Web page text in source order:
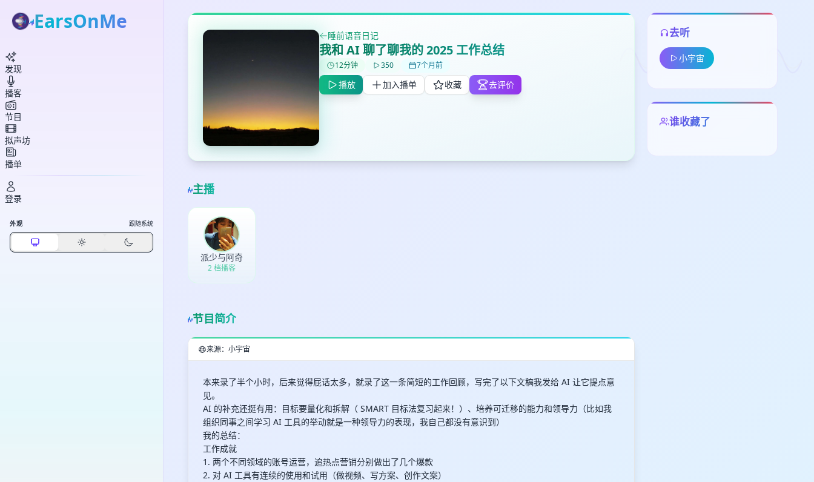
睡前语音日记
我和 AI 聊了聊我的 2025 工作总结
12分钟 350 7个月前
播放 加入播单 收藏 去评价
主播
派少与阿奇
2 档播客
节目简介
来源：小宇宙
本来录了半个小时，后来觉得屁话太多，就录了这一条简短的工作回顾，写完了以下文稿我发给 AI 让它提点意
见。
AI 的补充还挺有用：目标要量化和拆解（ SMART 目标法复习起来！）、培养可迁移的能力和领导力（比如我
组织同事之间学习 AI 工具的举动就是一种领导力的表现，我自己都没有意识到）
我的总结：
工作成就
1. 两个不同领域的账号运营，追热点营销分别做出了几个爆款
2. 对 AI 工具有连续的使用和试用（做视频、写方案、创作文案）
去听
小宇宙
谁收藏了
删除确认
EarsOnMe
发现
播客
节目
拟声坊
播单
登录
外观 跟随系统
加入播单